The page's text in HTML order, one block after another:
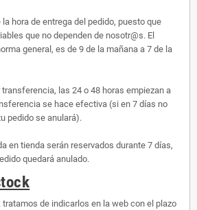
hora de entrega del pedido, puesto que
que no dependen de nosotr@s. El
general, es de 9 de la mañana a 7 de la
las 24 o 48 horas empiezan a
se hace efectiva (si en 7 días no
pedido se anulará).
en tienda serán reservados durante 7 días,
quedará anulado.
de indicarlos en la web con el plazo